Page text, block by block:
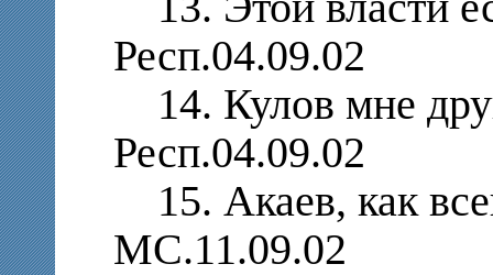
Респ.04.09.02
14. Кулов мне
Респ.04.09.02
15. Акаев, как
МС.11.09.02